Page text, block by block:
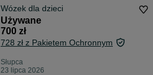
Wózek dla dzieci
Używane
700 zł
728 zł z Pakietem Ochronnym
Słupca
23 lipca 2026